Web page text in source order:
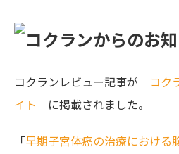
コクランレビュー記事が コク
イト に掲載されました。
「早期子宮体癌の治療における